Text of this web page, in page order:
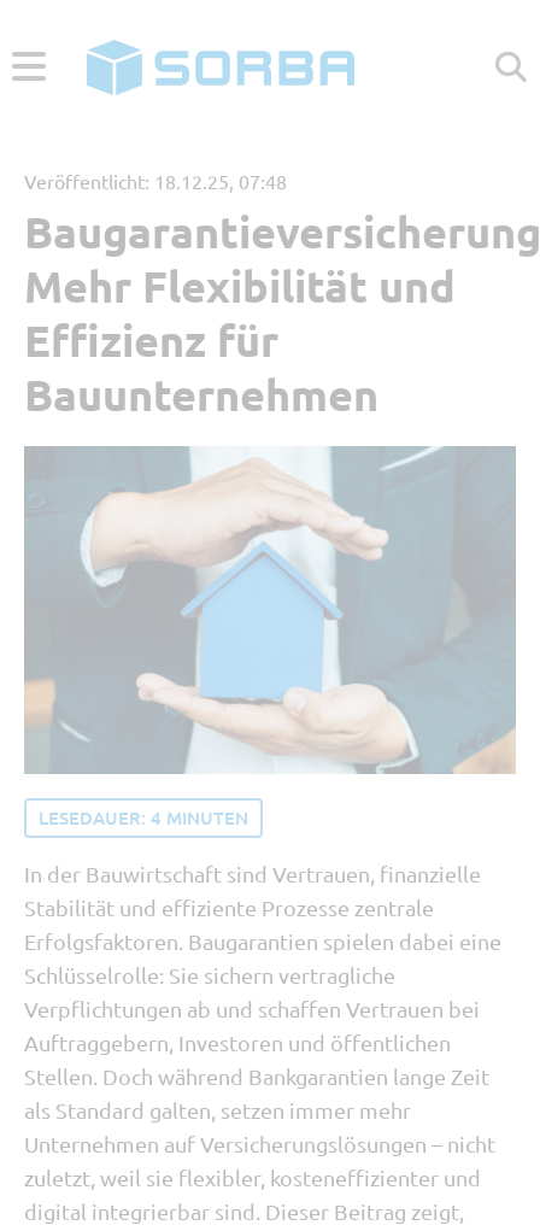
ABONNIERENZUR WEBSEITE
Menü
Aktuelle Beiträge
Beliebt
Kategorien
Referenzbericht
Digitales Arbeiten
Tipp vom Support
Software Updates
Veröffentlicht: 18.12.25, 07:48
Mehr Flexibilität und
Effizienz für
Bauunternehmen
LESEDAUER: 4 MINUTEN
In der Bauwirtschaft sind Vertrauen, finanzielle
Stabilität und effiziente Prozesse zentrale
Erfolgsfaktoren. Baugarantien spielen dabei eine
Schlüsselrolle: Sie sichern vertragliche
Verpflichtungen ab und schaffen Vertrauen bei
Auftraggebern, Investoren und öffentlichen
Stellen. Doch während Bankgarantien lange Zeit
als Standard galten, setzen immer mehr
Unternehmen auf Versicherungslösungen – nicht
zuletzt, weil sie flexibler, kosteneffizienter und
digital integrierbar sind. Dieser Beitrag zeigt,